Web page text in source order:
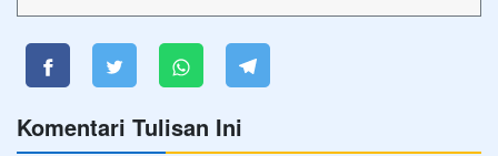
Komentari Tulisan Ini